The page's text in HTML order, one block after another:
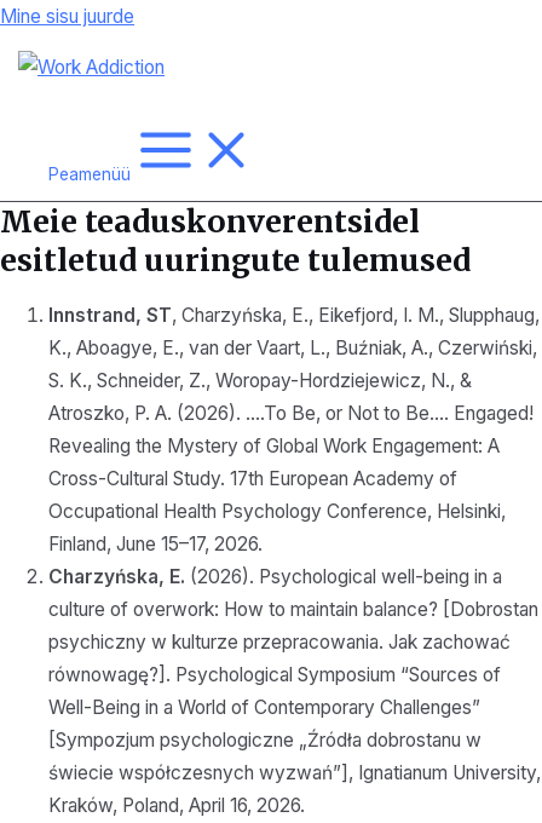
Mine sisu juurde
Peamenüü
Meie teaduskonverentsidel
esitletud uuringute tulemused
Innstrand, ST, Charzyńska, E., Eikefjord, I. M., Slupphaug,
K., Aboagye, E., van der Vaart, L., Buźniak, A., Czerwiński,
S. K., Schneider, Z., Woropay-Hordziejewicz, N., &
Atroszko, P. A. (2026). ….To Be, or Not to Be…. Engaged!
Revealing the Mystery of Global Work Engagement: A
Cross-Cultural Study. 17th European Academy of
Occupational Health Psychology Conference, Helsinki,
Finland, June 15–17, 2026.
Charzyńska, E. (2026). Psychological well-being in a
culture of overwork: How to maintain balance? [Dobrostan
psychiczny w kulturze przepracowania. Jak zachować
równowagę?]. Psychological Symposium “Sources of
Well-Being in a World of Contemporary Challenges”
[Sympozjum psychologiczne „Źródła dobrostanu w
świecie współczesnych wyzwań”], Ignatianum University,
Kraków, Poland, April 16, 2026.